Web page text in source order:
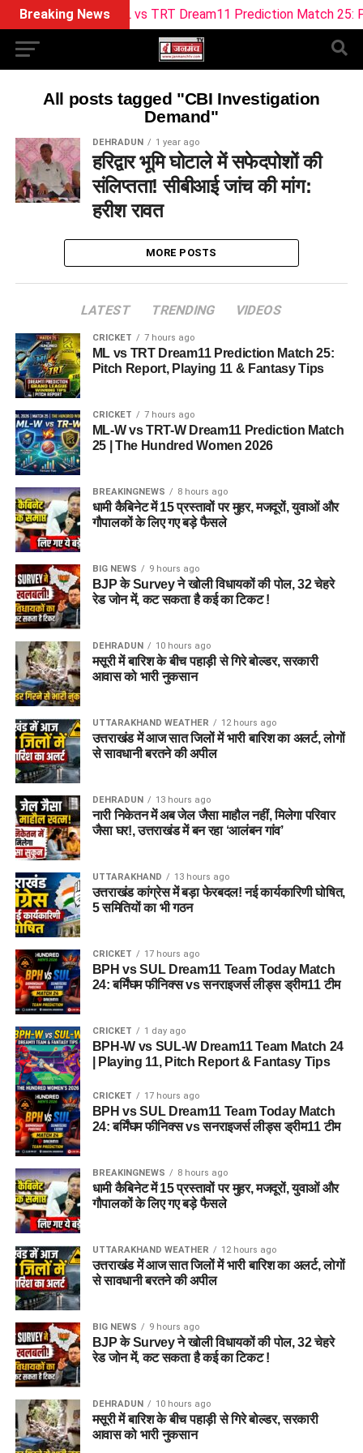
Breaking NewsML vs TRT Dream11 Prediction Match 25:
All posts tagged "CBI Investigation
Demand"
DEHRADUN 1 year ago
हरिद्वार भूमि घोटाले में सफेदपोशों की
संलिप्तता! सीबीआई जांच की मांग:
हरीश रावत
MORE POSTS
LATEST TRENDING VIDEOS
CRICKET 7 hours ago
ML vs TRT Dream11 Prediction Match 25:
Pitch Report, Playing 11 & Fantasy Tips
CRICKET 7 hours ago
ML-W vs TRT-W Dream11 Prediction Match
25 | The Hundred Women 2026
BREAKINGNEWS 8 hours ago
धामी कैबिनेट में 15 प्रस्तावों पर मुहर, मजदूरों, युवाओं और
गौपालकों के लिए गए बड़े फैसले
BIG NEWS 9 hours ago
BJP के Survey ने खोली विधायकों की पोल, 32 चेहरे
रेड जोन में, कट सकता है कई का टिकट !
DEHRADUN 10 hours ago
मसूरी में बारिश के बीच पहाड़ी से गिरे बोल्डर, सरकारी
आवास को भारी नुकसान
UTTARAKHAND WEATHER 12 hours ago
उत्तराखंड में आज सात जिलों में भारी बारिश का अलर्ट, लोगों
से सावधानी बरतने की अपील
DEHRADUN 13 hours ago
नारी निकेतन में अब जेल जैसा माहौल नहीं, मिलेगा परिवार
जैसा घर!, उत्तराखंड में बन रहा ‘आलंबन गांव’
UTTARAKHAND 13 hours ago
उत्तराखंड कांग्रेस में बड़ा फेरबदल! नई कार्यकारिणी घोषित,
5 समितियों का भी गठन
CRICKET 17 hours ago
BPH vs SUL Dream11 Team Today Match
24: बर्मिंघम फीनिक्स vs सनराइजर्स लीड्स ड्रीम11 टीम
CRICKET 1 day ago
BPH-W vs SUL-W Dream11 Team Match 24
| Playing 11, Pitch Report & Fantasy Tips
CRICKET 17 hours ago
BPH vs SUL Dream11 Team Today Match
24: बर्मिंघम फीनिक्स vs सनराइजर्स लीड्स ड्रीम11 टीम
BREAKINGNEWS 8 hours ago
धामी कैबिनेट में 15 प्रस्तावों पर मुहर, मजदूरों, युवाओं और
गौपालकों के लिए गए बड़े फैसले
UTTARAKHAND WEATHER 12 hours ago
उत्तराखंड में आज सात जिलों में भारी बारिश का अलर्ट, लोगों
से सावधानी बरतने की अपील
BIG NEWS 9 hours ago
BJP के Survey ने खोली विधायकों की पोल, 32 चेहरे
रेड जोन में, कट सकता है कई का टिकट !
DEHRADUN 10 hours ago
मसूरी में बारिश के बीच पहाड़ी से गिरे बोल्डर, सरकारी
आवास को भारी नुकसान